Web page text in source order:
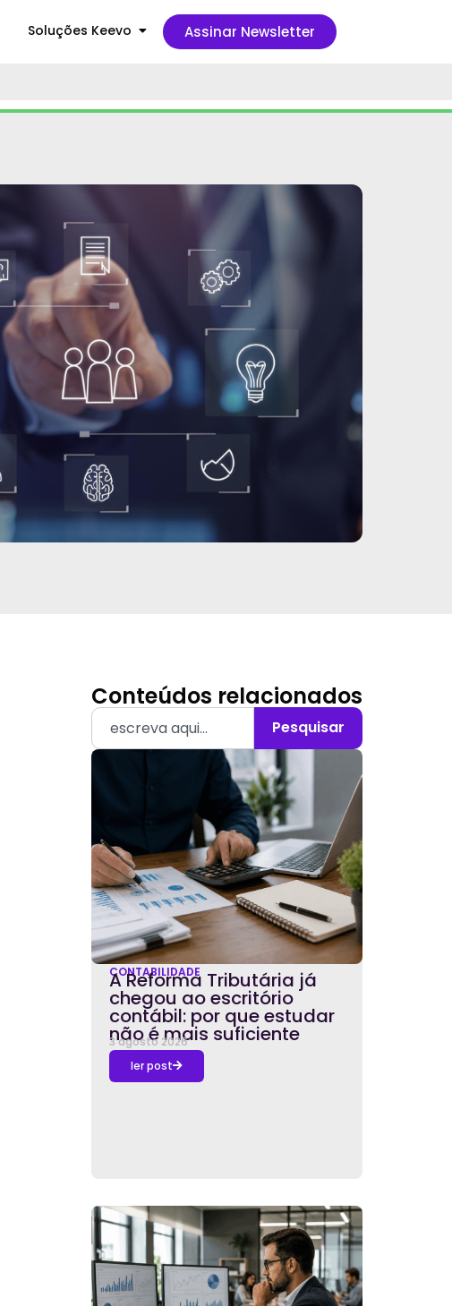
Soluções Keevo Assinar Newsletter
Conteúdos relacionados
Pesquisar
CONTABILIDADE
A Reforma Tributária já
chegou ao escritório
contábil: por que estudar
não é mais suficiente
3 agosto 2026
ler post